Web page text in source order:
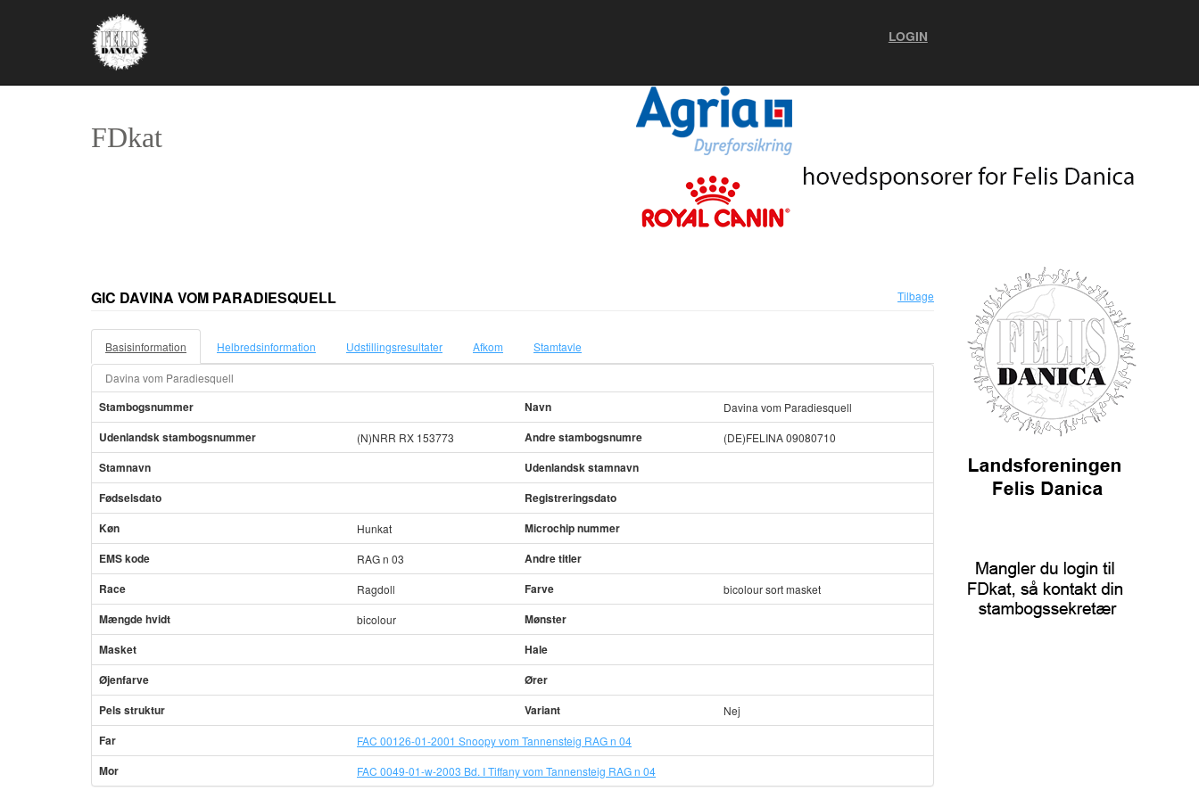
LOGIN
FDkat
GIC DAVINA VOM PARADIESQUELL Tilbage
Basisinformation Helbredsinformation Udstillingsresultater Afkom Stamtavle
Davina vom Paradiesquell
Stambogsnummer Navn Davina vom Paradiesquell
Udenlandsk stambogsnummer (N)NRR RX 153773 Andre stambogsnumre (DE)FELINA 09080710
Stamnavn
Udenlandsk stamnavn
Fødselsdato
Registreringsdato
Køn
Hunkat
Microchip nummer
EMS kode
RAG n 03
Andre titler
Race
Ragdoll Farve bicolour sort masket
Mængde hvidt bicolour
Mønster
Masket
Hale
Øjenfarve
Ører
Pels struktur
Variant Nej
Far FAC 00126-01-2001 Snoopy vom Tannensteig RAG n 04
Mor FAC 0049-01-w-2003 Bd. I Tiffany vom Tannensteig RAG n 04